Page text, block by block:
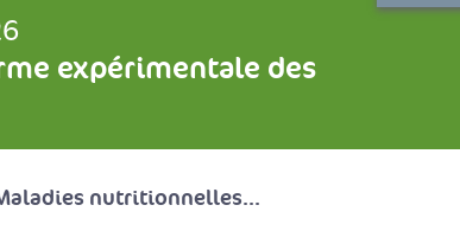
expérimentale des
nutritionnelles...